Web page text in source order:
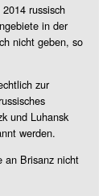
russisch
in der
nicht geben, so
zur
und Luhansk
werden.
an Brisanz nicht